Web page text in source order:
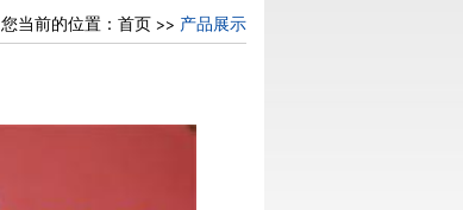
您当前的位置： 首页 >> 产品展示